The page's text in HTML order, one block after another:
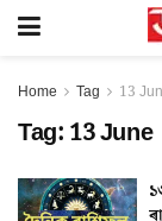
Home Tag 13
Tag: 13 June